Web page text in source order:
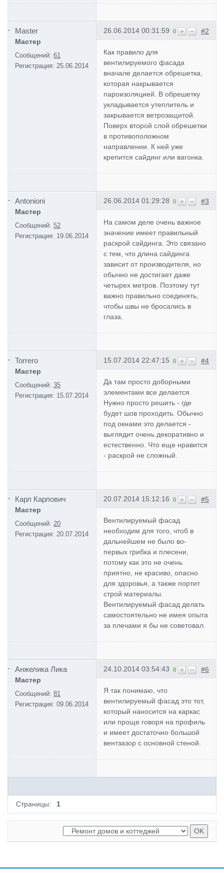
Master
Мастер
Сообщений: 61
Регистрация: 25.06.2014
#2
0
26.06.2014 00:31:59
Как правило для
вентилируемого фасада
вначале делается обрешетка,
которая накрывается
пароизоляцией. В обрешетку
укладывается утеплитель и
закрывается ветрозащитой.
Поверх второй слой обрешетки
в противоположном
направлении. К ней уже
крепится сайдинг или вагонка.
Antonioni
Мастер
Сообщений: 52
Регистрация: 19.06.2014
#3
0
26.06.2014 01:29:28
На самом деле очень важное
значение имеет правильный
раскрой сайдинга. Это связано
с тем, что длина сайдинга
зависит от производителя, но
обычно не достигает даже
четырех метров. Поэтому тут
важно правильно соединять,
чтобы швы не бросались в
глаза.
Torrero
Мастер
Сообщений: 35
Регистрация: 15.07.2014
#4
0
15.07.2014 22:47:15
Да там просто доборными
элементами все делается.
Нужно просто решить - где
будет шов проходить. Обычно
под окнами это делается -
выглядит очень декоративно и
естественно. Что еще нравится
- раскрой не сложный.
Карл Карлович
Мастер
Сообщений: 20
Регистрация: 20.07.2014
#5
0
20.07.2014 15:12:16
Вентилируемый фасад
необходим для того, чтоб в
дальнейшем не было во-
первых грибка и плесени,
потому как это не очень
приятно, не красиво, опасно
для здоровья, а также портит
строй материалы.
Вентилируемый фасад делать
самостоятельно не имея опыта
за плечами я бы не советовал.
Анжелика Лика
Мастер
Сообщений: 81
Регистрация: 09.06.2014
#6
0
24.10.2014 03:54:43
Я так понимаю, что
вентилируемый фасад это тот,
который наносится на каркас
или проще говоря на профиль
и имеет достаточно большой
вентзазор с основной стеной.
Страницы: 1